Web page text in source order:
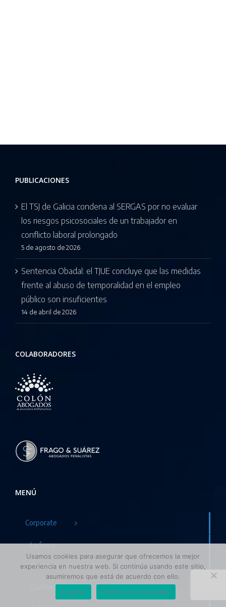
PUBLICACIONES
El TSJ de Galicia condena al SERGAS por no evaluar
los riesgos psicosociales de un trabajador en
conflicto laboral prolongado
5 de agosto de 2026
Sentencia Obadal: el TJUE concluye que las medidas
frente al abuso de temporalidad en el empleo
público son insuficientes
14 de abril de 2026
COLABORADORES
MENÚ
Corporate
La firma
Principales magnitudes
Quiénes somos
Usamos cookies para asegurar que ofrecemos la mejor
experiencia en nuestra web. Si continúa usando este sitio,
asumiremos que está de acuerdo con ello.
Aceptar
Política de privacidad